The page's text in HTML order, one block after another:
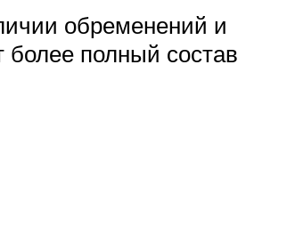
обременений и
более полный состав